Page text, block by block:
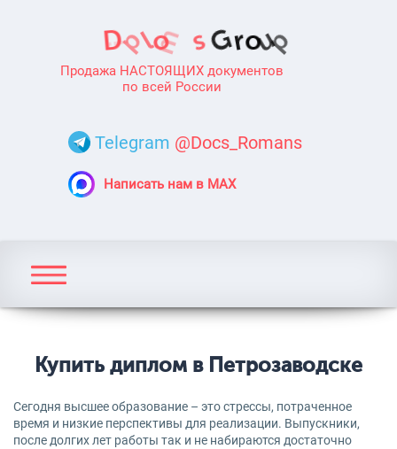
Продажа НАСТОЯЩИХ документов
по всей России
Telegram @Docs_Romans
Написать нам в MAX
Купить диплом в Петрозаводске
Сегодня высшее образование – это стрессы, потраченное
время и низкие перспективы для реализации. Выпускники,
после долгих лет работы так и не набираются достаточно